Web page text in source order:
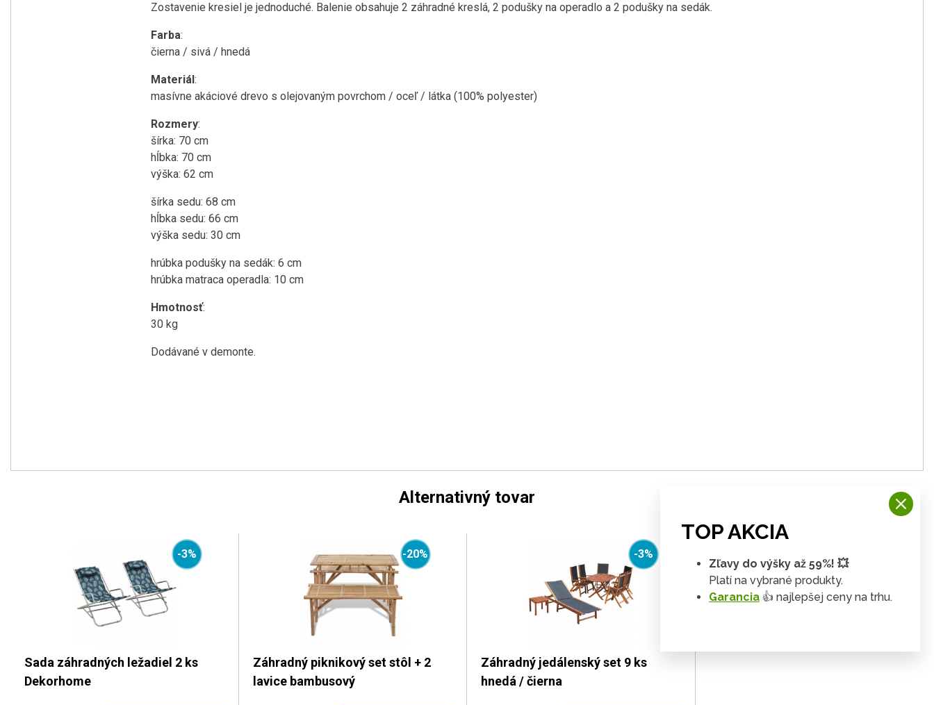
Zostavenie kresiel je jednoduché. Balenie obsahuje 2 záhradné kreslá, 2 podušky na operadlo a 2 podušky na sedák.
Farba:
čierna / sivá / hnedá
Materiál:
masívne akáciové drevo s olejovaným povrchom / oceľ / látka (100% polyester)
Rozmery:
šírka: 70 cm
hĺbka: 70 cm
výška: 62 cm
šírka sedu: 68 cm
hĺbka sedu: 66 cm
výška sedu: 30 cm
hrúbka podušky na sedák: 6 cm
hrúbka matraca operadla: 10 cm
Hmotnosť:
30 kg
Dodávané v demonte.
Alternativný tovar
-3%
Sada záhradných ležadiel 2 ks
Dekorhome
-20%
Záhradný piknikový set stôl + 2
lavice bambusový
-3%
Záhradný jedálenský set 9 ks
hnedá / čierna
TOP AKCIA
Zľavy do výšky až 59%! 💥
Platí na vybrané produkty.
Garancia 👍 najlepšej ceny na trhu.